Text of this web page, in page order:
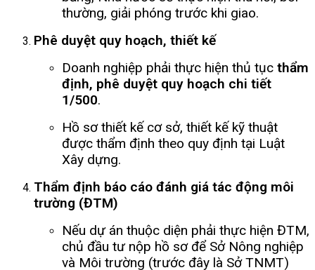
thường, giải phóng trước khi giao.
Phê duyệt quy hoạch, thiết kế
Doanh nghiệp phải thực hiện thủ tục thẩm
định, phê duyệt quy hoạch chi tiết
1/500.
Hồ sơ thiết kế cơ sở, thiết kế kỹ thuật
được thẩm định theo quy định tại Luật
Xây dựng.
Thẩm định báo cáo đánh giá tác động môi
trường (ĐTM)
Nếu dự án thuộc diện phải thực hiện ĐTM,
chủ đầu tư nộp hồ sơ để Sở Nông nghiệp
và Môi trường (trước đây là Sở TNMT)